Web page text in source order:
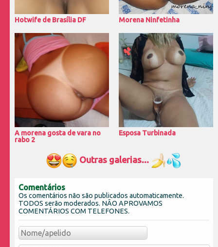
Hotwife de Brasília DF Morena Ninfetinha
A morena gosta de vara no
rabo 2
Esposa Turbinada
Outras galerias...
Comentários
Os comentários não são publicados automaticamente.
TODOS serão moderados. NÃO APROVAMOS
COMENTÁRIOS COM TELEFONES.